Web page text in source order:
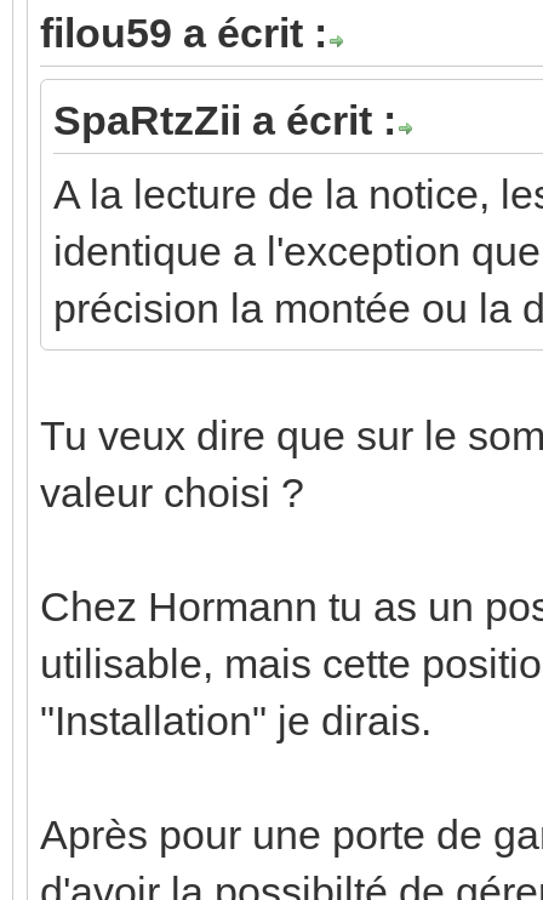
filou59 a écrit :
SpaRtzZii a écrit :
A la lecture de la notice,
identique a l'exception
précision la montée ou la
Tu veux dire que sur le
valeur choisi ?
Chez Hormann tu as un
utilisable, mais cette
"Installation" je dirais.
Après pour une porte de